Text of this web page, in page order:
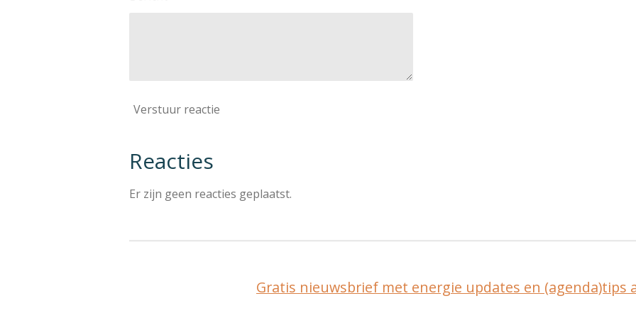
Verstuur reactie
Reacties
Er zijn geen reacties geplaatst.
Gratis nieuwsbrief met energie updates en (agenda)tips